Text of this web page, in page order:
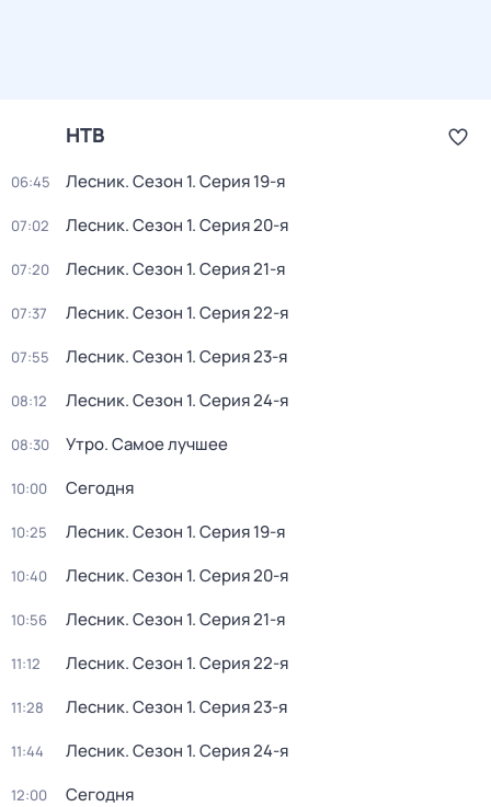
НТВ
06:45 Лесник. Сезон 1. Серия 19-я
07:02 Лесник. Сезон 1. Серия 20-я
07:20 Лесник. Сезон 1. Серия 21-я
07:37 Лесник. Сезон 1. Серия 22-я
07:55 Лесник. Сезон 1. Серия 23-я
08:12 Лесник. Сезон 1. Серия 24-я
08:30 Утро. Самое лучшее
10:00 Сегодня
10:25 Лесник. Сезон 1. Серия 19-я
10:40 Лесник. Сезон 1. Серия 20-я
10:56 Лесник. Сезон 1. Серия 21-я
11:12 Лесник. Сезон 1. Серия 22-я
11:28 Лесник. Сезон 1. Серия 23-я
11:44 Лесник. Сезон 1. Серия 24-я
12:00 Сегодня